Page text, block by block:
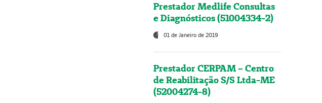
Prestador Medlife Consultas
e Diagnósticos (51004334-2)
01 de Janeiro de 2019
Prestador CERPAM – Centro
de Reabilitação S/S Ltda-ME
(52004274-8)